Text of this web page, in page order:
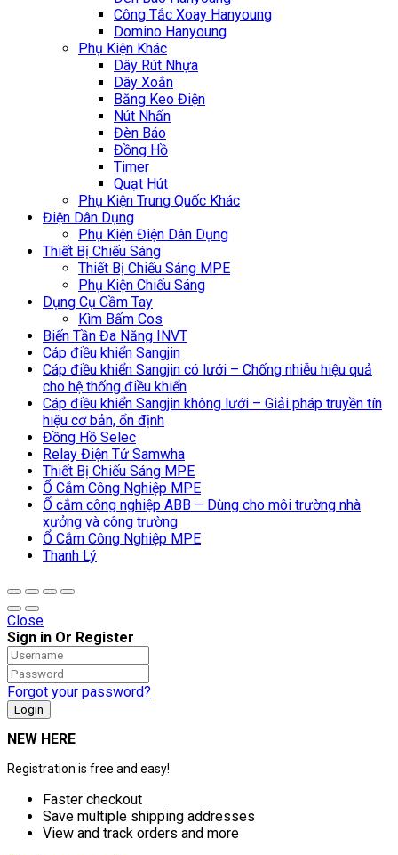
Công Tắc Xoay Hanyoung
Domino Hanyoung
Phụ Kiện Khác
Dây Rút Nhựa
Dây Xoắn
Băng Keo Điện
Nút Nhấn
Đèn Báo
Đồng Hồ
Timer
Quạt Hút
Phụ Kiện Trung Quốc Khác
Điện Dân Dụng
Phụ Kiện Điện Dân Dụng
Thiết Bị Chiếu Sáng
Thiết Bị Chiếu Sáng MPE
Phụ Kiện Chiếu Sáng
Dụng Cụ Cầm Tay
Kìm Bấm Cos
Biến Tần Đa Năng INVT
Cáp điều khiển Sangjin
Cáp điều khiển Sangjin có lưới – Chống nhiễu hiệu quả
cho hệ thống điều khiển
Cáp điều khiển Sangjin không lưới – Giải pháp truyền tín
hiệu cơ bản, ổn định
Đồng Hồ Selec
Relay Điện Tử Samwha
Thiết Bị Chiếu Sáng MPE
Ổ Cắm Công Nghiệp MPE
Ổ cắm công nghiệp ABB – Dùng cho môi trường nhà
xưởng và công trường
Ổ Cắm Công Nghiệp MPE
Thanh Lý
Close
Sign in Or Register
Forgot your password?
NEW HERE
Registration is free and easy!
Faster checkout
Save multiple shipping addresses
View and track orders and more